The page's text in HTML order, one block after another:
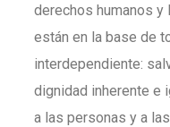
derechos humanos
están en la base de
interdependiente:
dignidad inherente e
a las personas y a